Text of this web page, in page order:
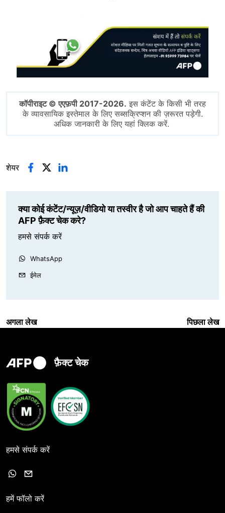
कॉपीराइट © एएफ़पी 2017-2026. इस कंटेंट के किसी भी तरह
के व्यावसायिक इस्तेमाल के लिए सब्सक्रिप्शन की ज़रूरत पड़ेगी.
अधिक जानकारी के लिए यहां क्लिक करें.
शेयर
क्या कोई कंटेंट/न्यूज़/वीडियो या तस्वीर है जो आप चाहते हैं की
AFP फ़ैक्ट चेक करे?
हमसे संपर्क करें
WhatsApp
ईमेल
अगला लेख पिछला लेख
फ़ैक्ट चेक
हमसे संपर्क करें
हमें फॉलो करें